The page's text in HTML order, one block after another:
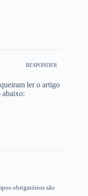
RESPONDER
ler o artigo
abaixo:
obrigatórios são